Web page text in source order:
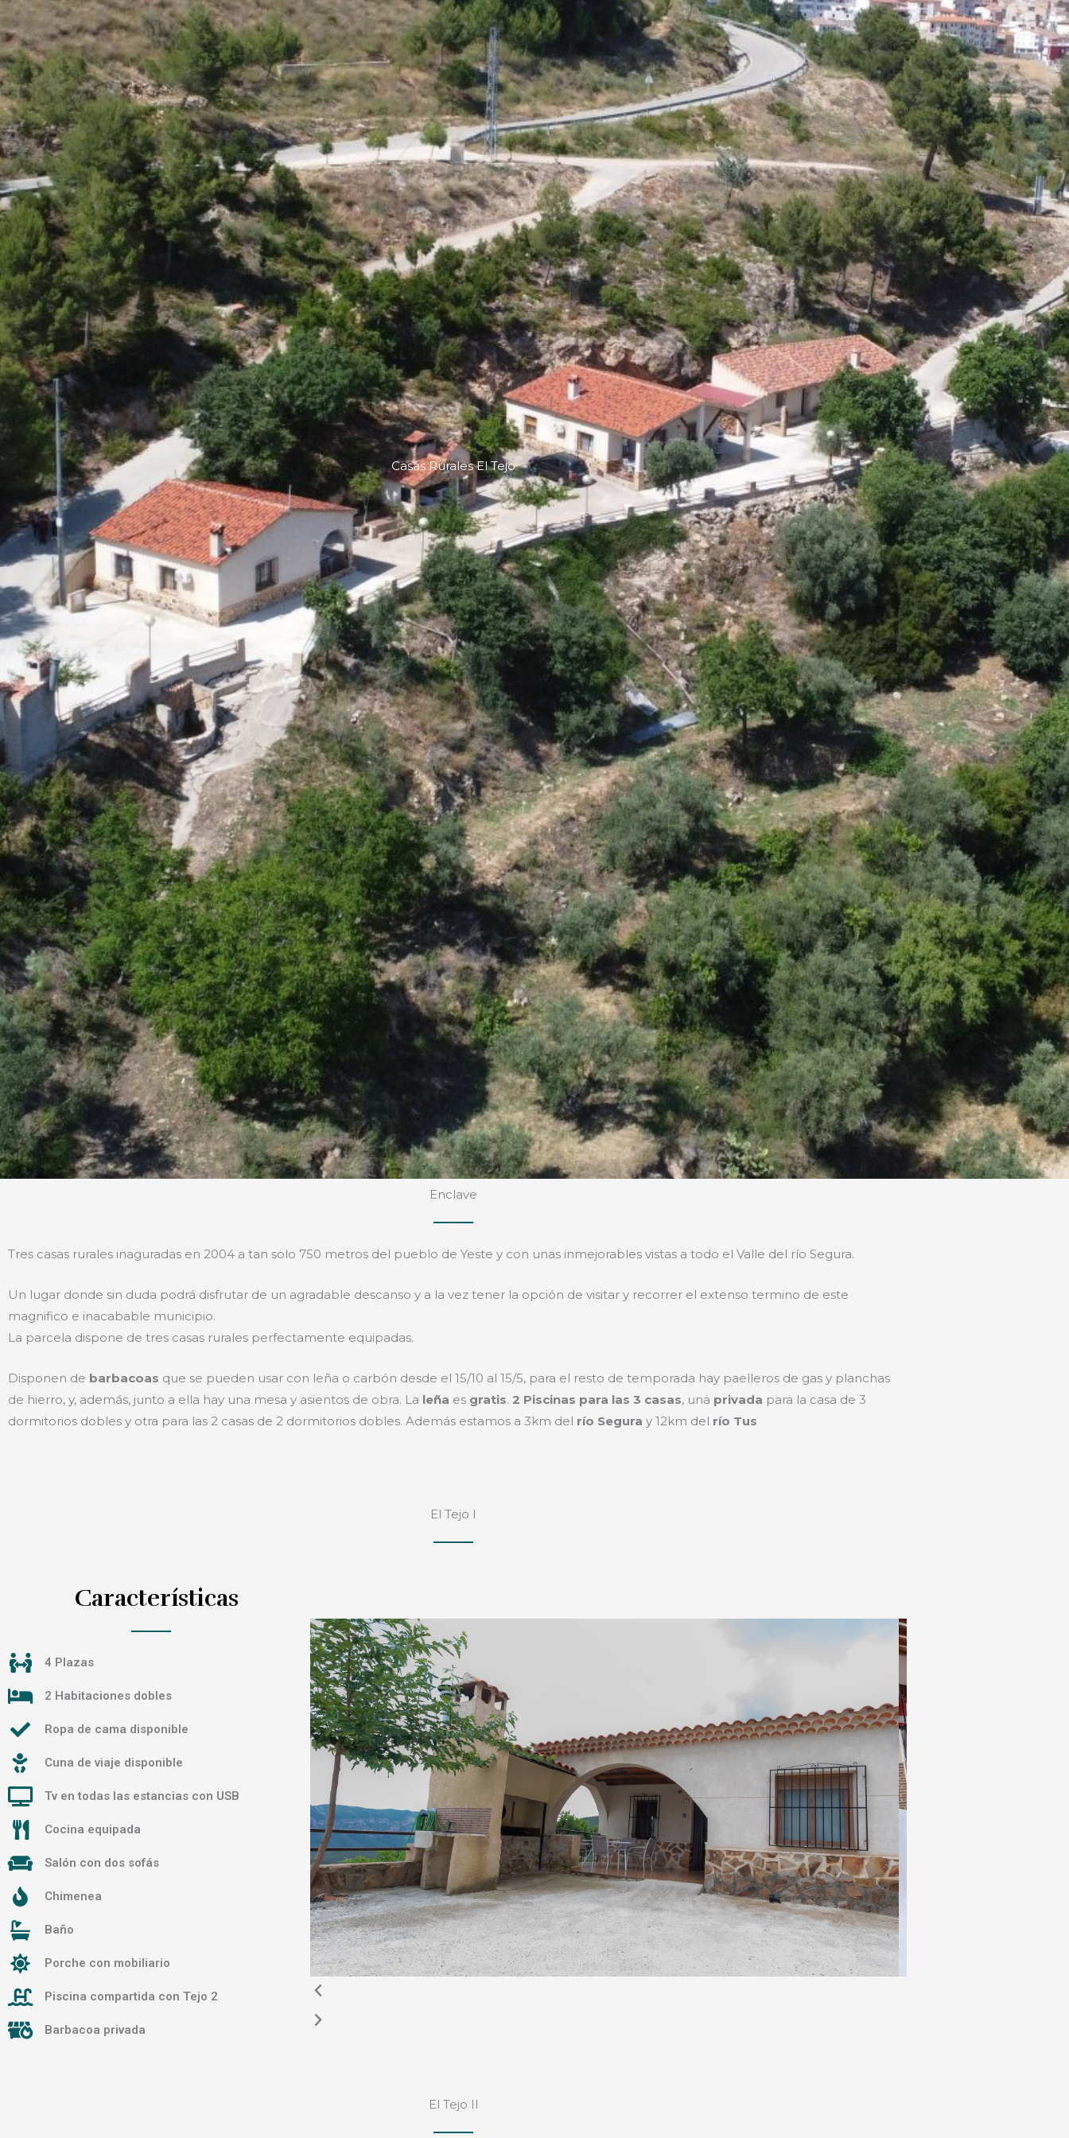
Casas Rurales El Tejo
Enclave
Tres casas rurales inaguradas en 2004 a tan solo 750 metros del pueblo de Yeste y con unas inmejorables vistas a todo el Valle del río Segura.
Un lugar donde sin duda podrá disfrutar de un agradable descanso y a la vez tener la opción de visitar y recorrer el extenso termino de este
magnifico e inacabable municipio.
La parcela dispone de tres casas rurales perfectamente equipadas.
Disponen de barbacoas que se pueden usar con leña o carbón desde el 15/10 al 15/5, para el resto de temporada hay paelleros de gas y planchas
de hierro, y, además, junto a ella hay una mesa y asientos de obra. La leña es gratis. 2 Piscinas para las 3 casas, una privada para la casa de 3
dormitorios dobles y otra para las 2 casas de 2 dormitorios dobles. Además estamos a 3km del río Segura y 12km del río Tus
El Tejo I
Características
4 Plazas
2 Habitaciones dobles
Ropa de cama disponible
Cuna de viaje disponible
Tv en todas las estancias con USB
Cocina equipada
Salón con dos sofás
Chimenea
Baño
Porche con mobiliario
Piscina compartida con Tejo 2
Barbacoa privada
P
r
e
v
i
o
u
s
N
e
x
t
El Tejo II